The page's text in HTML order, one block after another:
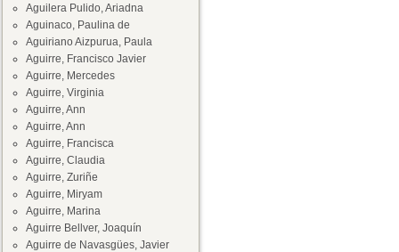
Aguilera Pulido, Ariadna
Aguinaco, Paulina de
Aguiriano Aizpurua, Paula
Aguirre, Francisco Javier
Aguirre, Mercedes
Aguirre, Virginia
Aguirre, Ann
Aguirre, Ann
Aguirre, Francisca
Aguirre, Claudia
Aguirre, Zuriñe
Aguirre, Miryam
Aguirre, Marina
Aguirre Bellver, Joaquín
Aguirre de Navasgües, Javier